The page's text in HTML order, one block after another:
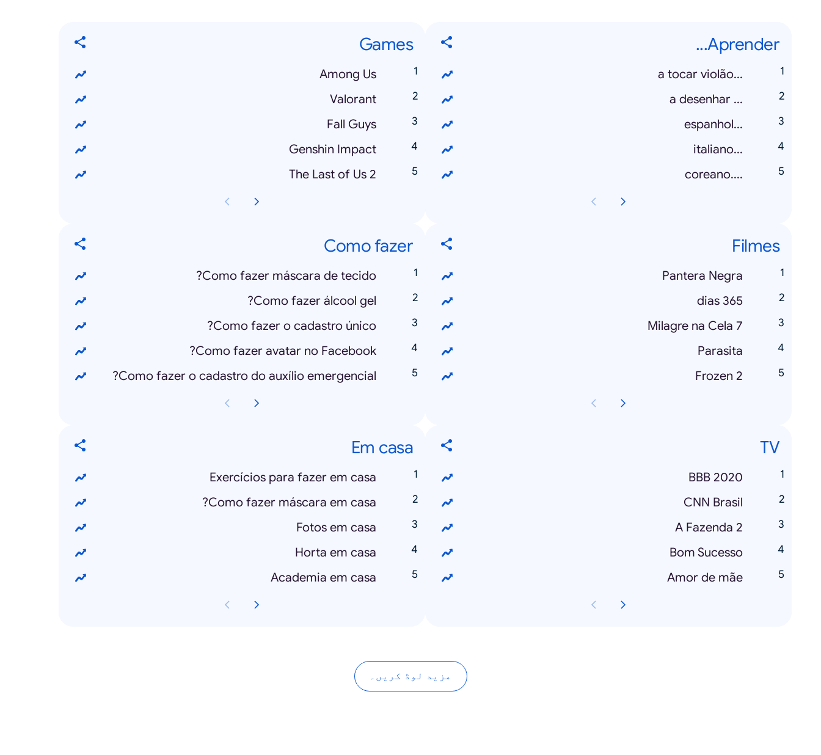
Aprender...
...a tocar violão
... a desenhar
...espanhol
...italiano
....coreano
Games
Among Us
Valorant
Fall Guys
Genshin Impact
The Last of Us 2
Filmes
Pantera Negra
365 dias
Milagre na Cela 7
Parasita
Frozen 2
Como fazer
Como fazer máscara de tecido?
Como fazer álcool gel?
Como fazer o cadastro único?
Como fazer avatar no Facebook?
Como fazer o cadastro do auxílio emergencial?
TV
BBB 2020
CNN Brasil
A Fazenda 2
Bom Sucesso
Amor de mãe
Em casa
Exercícios para fazer em casa
Como fazer máscara em casa?
Fotos em casa
Horta em casa
Academia em casa
مزید لوڈ کریں۔